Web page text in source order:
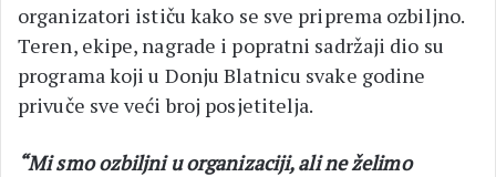
organizatori ističu kako se sve priprema ozbiljno.
Teren, ekipe, nagrade i popratni sadržaji dio su
programa koji u Donju Blatnicu svake godine
privuče sve veći broj posjetitelja.
“Mi smo ozbiljni u organizaciji, ali ne želimo